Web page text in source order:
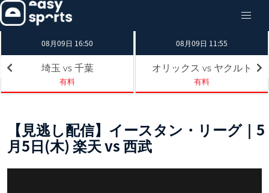
08月09日 16:50
埼玉 vs 千葉
有料
08月09日 11:55
オリックス vs ヤクルト
有料
【見逃し配信】イースタン・リーグ｜5
月5日(木) 楽天 vs 西武